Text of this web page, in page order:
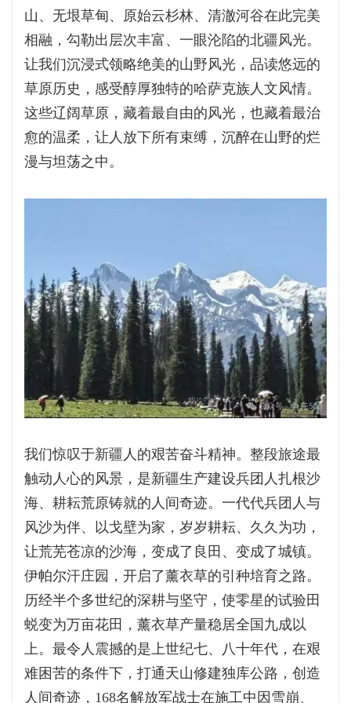
山、无垠草甸、原始云杉林、清澈河谷在此完美
相融，勾勒出层次丰富、一眼沦陷的北疆风光。
让我们沉浸式领略绝美的山野风光，品读悠远的
草原历史，感受醇厚独特的哈萨克族人文风情。
这些辽阔草原，藏着最自由的风光，也藏着最治
愈的温柔，让人放下所有束缚，沉醉在山野的烂
漫与坦荡之中。
我们惊叹于新疆人的艰苦奋斗精神。整段旅途最
触动人心的风景，是新疆生产建设兵团人扎根沙
海、耕耘荒原铸就的人间奇迹。一代代兵团人与
风沙为伴、以戈壁为家，岁岁耕耘、久久为功，
让荒芜苍凉的沙海，变成了良田、变成了城镇。
伊帕尔汗庄园，开启了薰衣草的引种培育之路。
历经半个多世纪的深耕与坚守，使零星的试验田
蜕变为万亩花田，薰衣草产量稳居全国九成以
上。最令人震撼的是上世纪七、八十年代，在艰
难困苦的条件下，打通天山修建独库公路，创造
人间奇迹，168名解放军战士在施工中因雪崩、